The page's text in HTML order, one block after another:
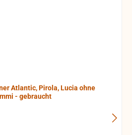
Atlantic, Pirola, Lucia ohne
- gebraucht